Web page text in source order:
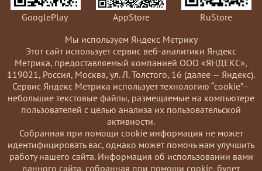
GooglePlay AppStore
RuStore
Мы используем Яндекс Метрику
Этот сайт использует сервис веб-аналитики Яндекс
Метрика, предоставляемый компанией ООО «ЯНДЕКС»,
119021, Россия, Москва, ул. Л. Толстого, 16 (далее — Яндекс).
Сервис Яндекс Метрика использует технологию “cookie”—
небольшие текстовые файлы, размещаемые на компьютере
пользователей с целью анализа их пользовательской
активности.
Coбранная при помощи cookie информация не может
идентифицировать вас, однако может помочь нам улучшить
работу нашего сайта. Информация об использовании вами
данного сайта, собранная при помощи cookie, будет